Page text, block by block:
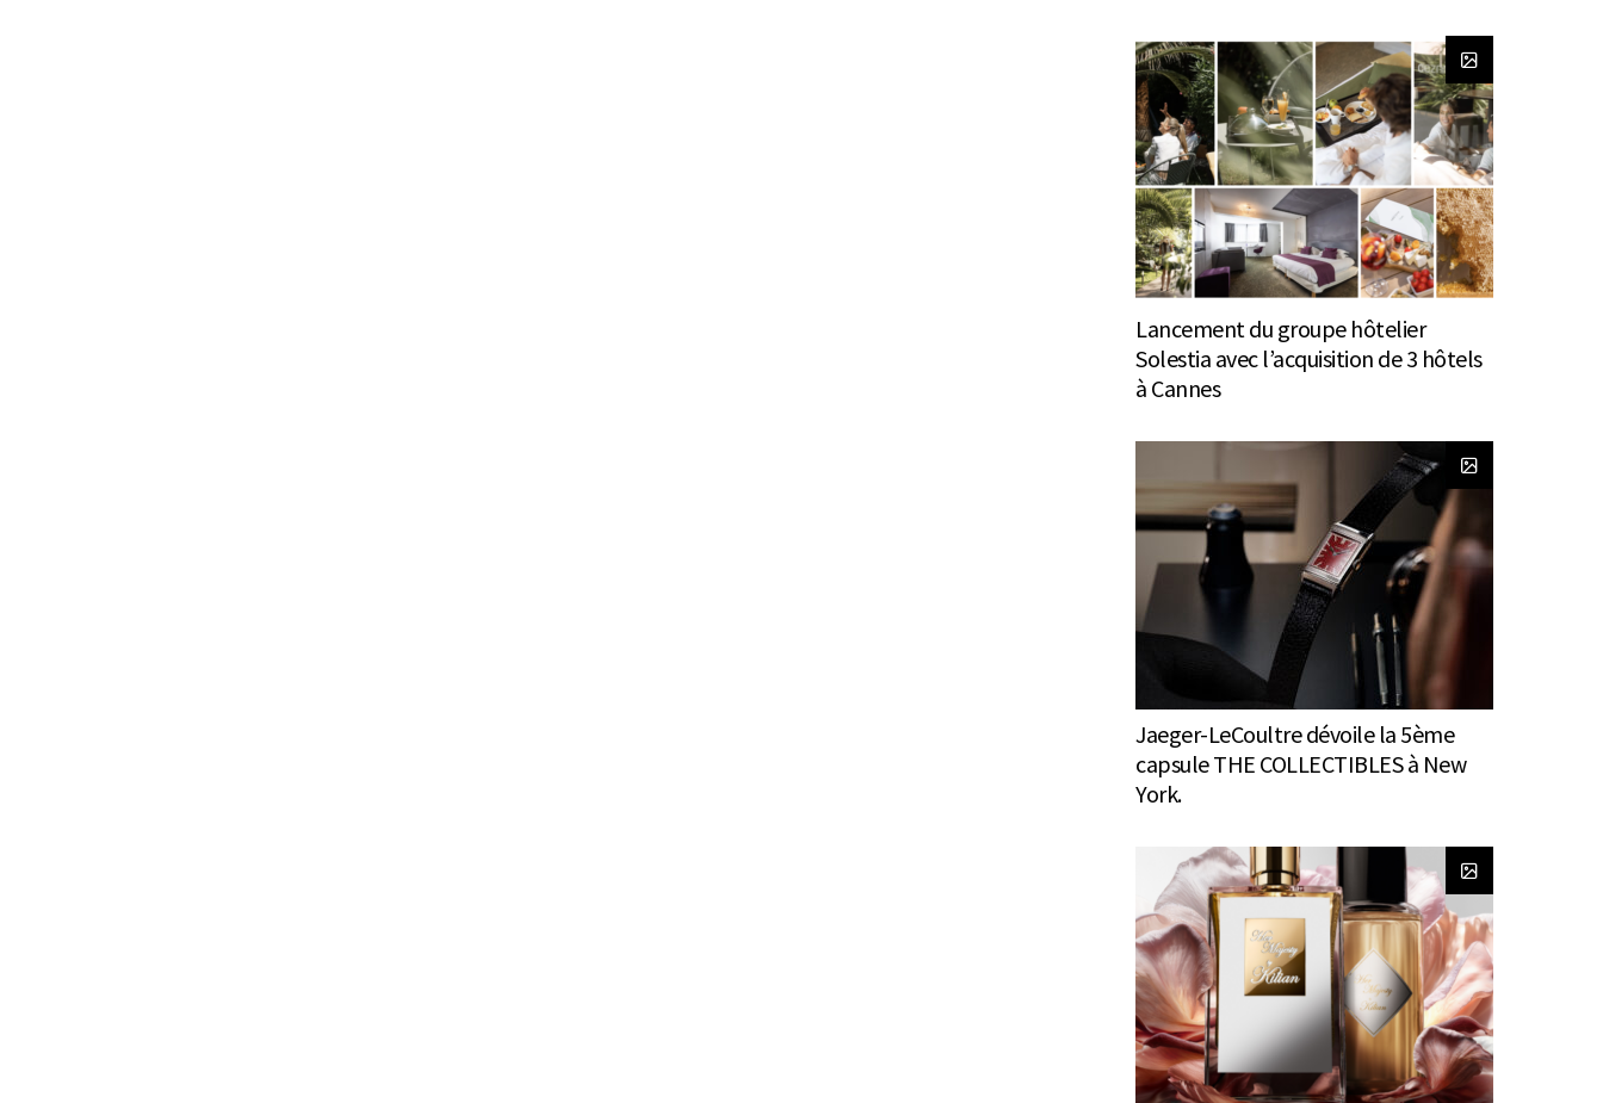
Lancement du groupe hôtelier
Solestia avec l’acquisition de 3 hôtels
à Cannes
Jaeger-LeCoultre dévoile la 5ème
capsule THE COLLECTIBLES à New
York.